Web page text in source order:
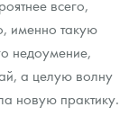
всего,
именно такую
недоумение,
а целую волну
новую практику.